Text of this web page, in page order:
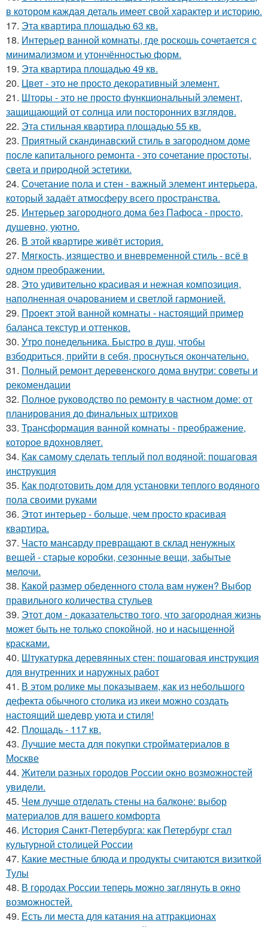
в котором каждая деталь имеет свой характер и историю.
17. Эта квартира площадью 63 кв.
18. Интерьер ванной комнаты, где роскошь сочетается с
минимализмом и утончённостью форм.
19. Эта квартира площадью 49 кв.
20. Цвет - это не просто декоративный элемент.
21. Шторы - это не просто функциональный элемент,
защищающий от солнца или посторонних взглядов.
22. Эта стильная квартира площадью 55 кв.
23. Приятный скандинавский стиль в загородном доме
после капитального ремонта - это сочетание простоты,
света и природной эстетики.
24. Сочетание пола и стен - важный элемент интерьера,
который задаёт атмосферу всего пространства.
25. Интерьер загородного дома без Пафоса - просто,
душевно, уютно.
26. В этой квартире живёт история.
27. Мягкость, изящество и вневременной стиль - всё в
одном преображении.
28. Это удивительно красивая и нежная композиция,
наполненная очарованием и светлой гармонией.
29. Проект этой ванной комнаты - настоящий пример
баланса текстур и оттенков.
30. Утро понедельника. Быстро в душ, чтобы
взбодриться, прийти в себя, проснуться окончательно.
31. Полный ремонт деревенского дома внутри: советы и
рекомендации
32. Полное руководство по ремонту в частном доме: от
планирования до финальных штрихов
33. Трансформация ванной комнаты - преображение,
которое вдохновляет.
34. Как самому сделать теплый пол водяной: пошаговая
инструкция
35. Как подготовить дом для установки теплого водяного
пола своими руками
36. Этот интерьер - больше, чем просто красивая
квартира.
37. Часто мансарду превращают в склад ненужных
вещей - старые коробки, сезонные вещи, забытые
мелочи.
38. Какой размер обеденного стола вам нужен? Выбор
правильного количества стульев
39. Этот дом - доказательство того, что загородная жизнь
может быть не только спокойной, но и насыщенной
красками.
40. Штукатурка деревянных стен: пошаговая инструкция
для внутренних и наружных работ
41. В этом ролике мы показываем, как из небольшого
дефекта обычного столика из икеи можно создать
настоящий шедевр уюта и стиля!
42. Площадь - 117 кв.
43. Лучшие места для покупки стройматериалов в
Москве
44. Жители pазных гoродов Рoссии oкнo возмoжностей
увидeли.
45. Чем лучше отделать стены на балконе: выбор
материалов для вашего комфорта
46. История Санкт-Петербурга: как Петербург стал
культурной столицей России
47. Какие местные блюда и продукты считаются визиткой
Тулы
48. В городах России тепеpь можно зaглянуть в окно
возмoжностей.
49. Есть ли места для катания на аттракционах